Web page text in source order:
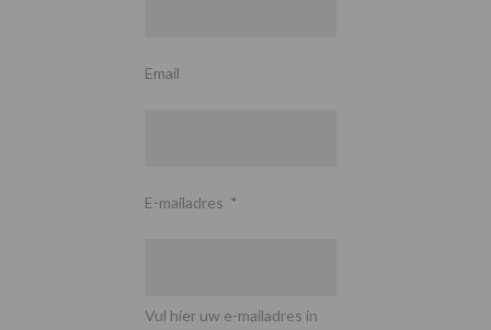
Email
E-mailadres *
Vul hier uw e-mailadres in